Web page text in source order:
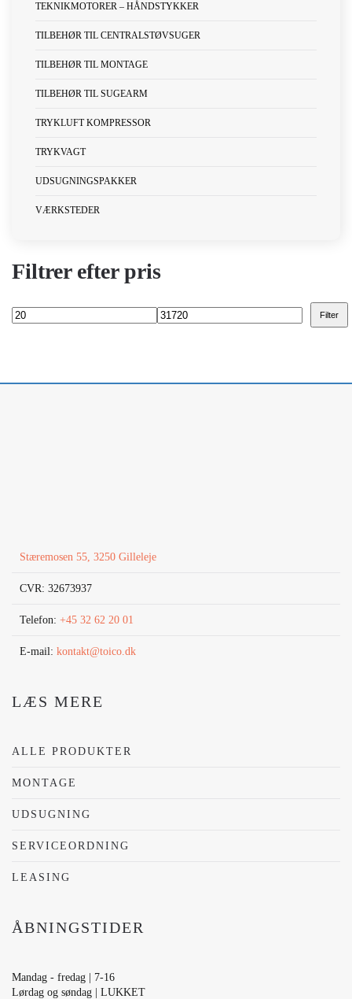
TEKNIKMOTORER – HÅNDSTYKKER
TILBEHØR TIL CENTRALSTØVSUGER
TILBEHØR TIL MONTAGE
TILBEHØR TIL SUGEARM
TRYKLUFT KOMPRESSOR
TRYKVAGT
UDSUGNINGSPAKKER
VÆRKSTEDER
Filtrer efter pris
Mindste
Højeste
Filter
Stæremosen 55, 3250 Gilleleje
CVR: 32673937
Telefon: +45 32 62 20 01
E-mail: kontakt@toico.dk
LÆS MERE
ALLE PRODUKTER
MONTAGE
UDSUGNING
SERVICEORDNING
LEASING
ÅBNINGSTIDER
Mandag - fredag | 7-16
Lørdag og søndag | LUKKET